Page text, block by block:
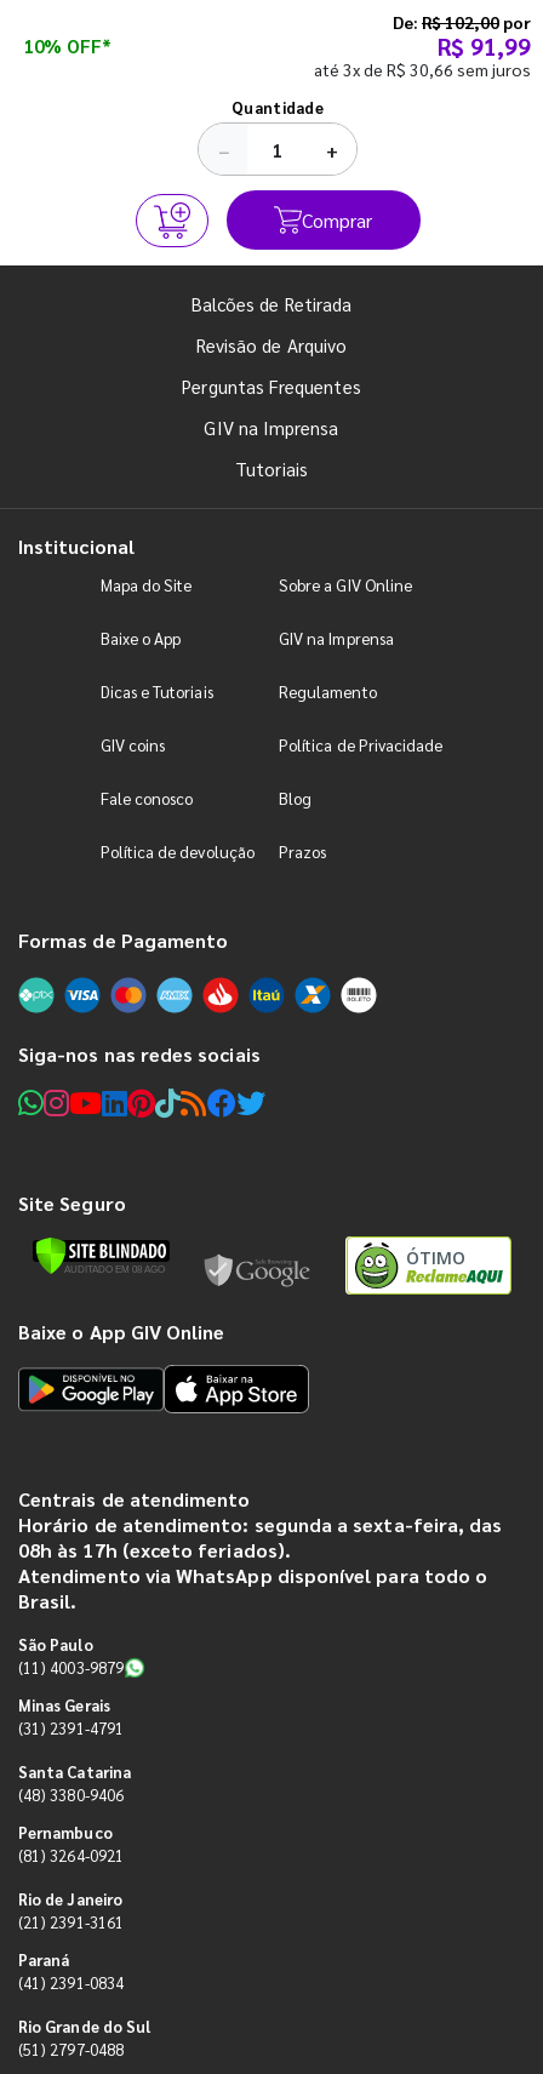
10% OFF*
De: R$ 102,00 por
R$ 91,99
até 3x de R$ 30,66 sem juros
Quantidade
− +
Comprar
Balcões de Retirada
Revisão de Arquivo
Perguntas Frequentes
GIV na Imprensa
Tutoriais
Institucional
Mapa do Site Sobre a GIV Online
Baixe o App GIV na Imprensa
Dicas e Tutoriais Regulamento
GIV coins Política de Privacidade
Fale conosco Blog
Política de devolução Prazos
Formas de Pagamento
Siga-nos nas redes sociais
Site Seguro
ÓTIMO
Baixe o App GIV Online
Centrais de atendimento
Horário de atendimento: segunda a sexta-feira, das
08h às 17h (exceto feriados).
Atendimento via WhatsApp disponível para todo o
Brasil.
São Paulo
(11) 4003-9879
Minas Gerais
(31) 2391-4791
Santa Catarina
(48) 3380-9406
Pernambuco
(81) 3264-0921
Rio de Janeiro
(21) 2391-3161
Paraná
(41) 2391-0834
Rio Grande do Sul
(51) 2797-0488